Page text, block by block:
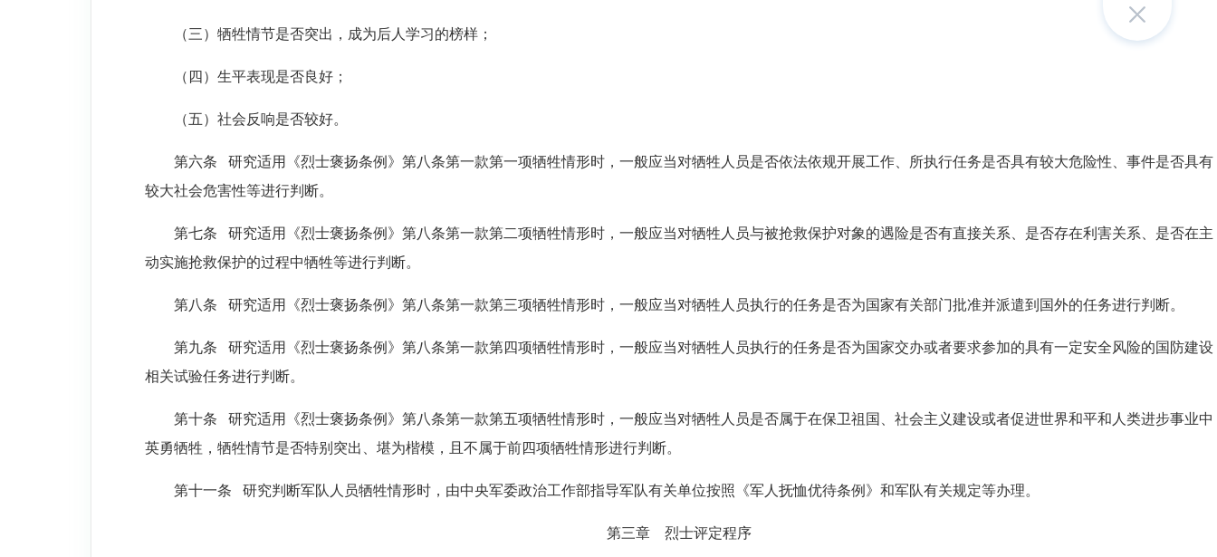
（三）牺牲情节是否突出，成为后人学习的榜样；
（四）生平表现是否良好；
（五）社会反响是否较好。
第六条 研究适用《烈士褒扬条例》第八条第一款第一项牺牲情形时，一般应当对牺牲人员是否依法依规开展工作、所执行任务是否具有较大危险性、事件是否具有
较大社会危害性等进行判断。
第七条 研究适用《烈士褒扬条例》第八条第一款第二项牺牲情形时，一般应当对牺牲人员与被抢救保护对象的遇险是否有直接关系、是否存在利害关系、是否在主
动实施抢救保护的过程中牺牲等进行判断。
第八条 研究适用《烈士褒扬条例》第八条第一款第三项牺牲情形时，一般应当对牺牲人员执行的任务是否为国家有关部门批准并派遣到国外的任务进行判断。
第九条 研究适用《烈士褒扬条例》第八条第一款第四项牺牲情形时，一般应当对牺牲人员执行的任务是否为国家交办或者要求参加的具有一定安全风险的国防建设
相关试验任务进行判断。
第十条 研究适用《烈士褒扬条例》第八条第一款第五项牺牲情形时，一般应当对牺牲人员是否属于在保卫祖国、社会主义建设或者促进世界和平和人类进步事业中
英勇牺牲，牺牲情节是否特别突出、堪为楷模，且不属于前四项牺牲情形进行判断。
第十一条 研究判断军队人员牺牲情形时，由中央军委政治工作部指导军队有关单位按照《军人抚恤优待条例》和军队有关规定等办理。
第三章 烈士评定程序